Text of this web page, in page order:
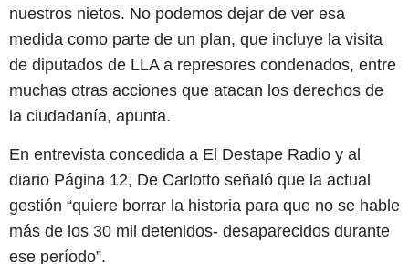
nuestros nietos. No podemos dejar de ver esa
medida como parte de un plan, que incluye la visita
de diputados de LLA a represores condenados, entre
muchas otras acciones que atacan los derechos de
la ciudadanía, apunta.
En entrevista concedida a El Destape Radio y al
diario Página 12, De Carlotto señaló que la actual
gestión “quiere borrar la historia para que no se hable
más de los 30 mil detenidos- desaparecidos durante
ese período”.